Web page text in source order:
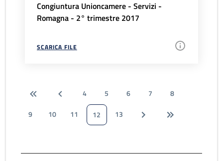
Congiuntura Unioncamere - Servizi -
Romagna - 2° trimestre 2017
SCARICA FILE
4 5 6 7
8
9
10 11 12 13